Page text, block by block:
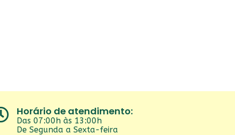
Horário de atendimento:
Das 07:00h às 13:00h
De Segunda a Sexta-feira